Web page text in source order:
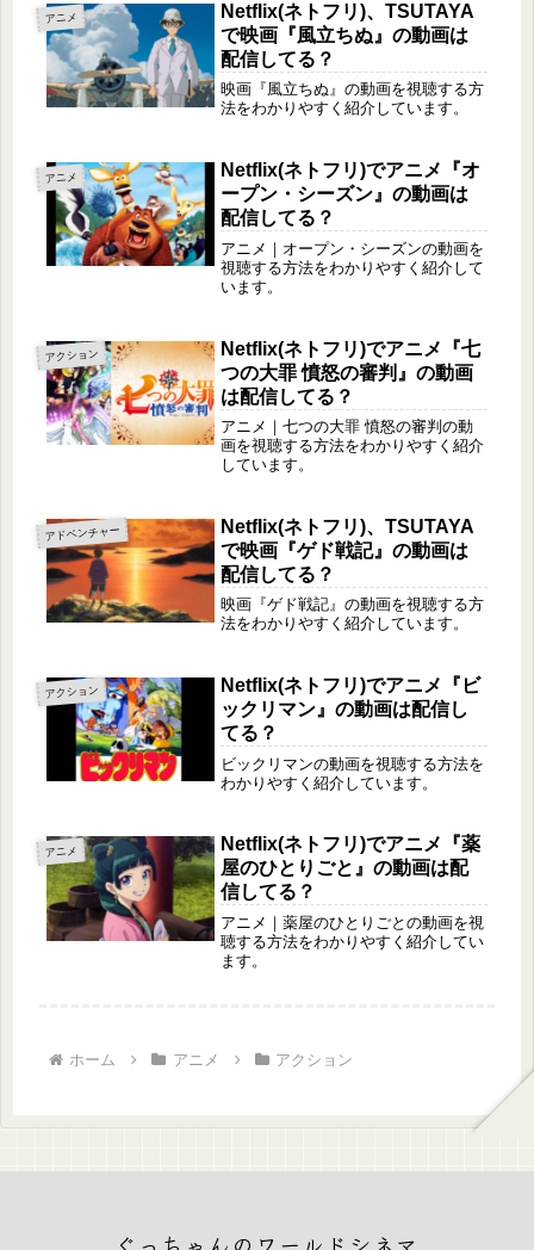
アニメ
Netflix(ネトフリ)、TSUTAYA
で映画『風立ちぬ』の動画は
配信してる？
映画『風立ちぬ』の動画を視聴する方
法をわかりやすく紹介しています。
アニメ
Netflix(ネトフリ)でアニメ『オ
ープン・シーズン』の動画は
配信してる？
アニメ｜オープン・シーズンの動画を
視聴する方法をわかりやすく紹介して
います。
アクション
Netflix(ネトフリ)でアニメ『七
つの大罪 憤怒の審判』の動画
は配信してる？
アニメ｜七つの大罪 憤怒の審判の動
画を視聴する方法をわかりやすく紹介
しています。
アドベンチャー
Netflix(ネトフリ)、TSUTAYA
で映画『ゲド戦記』の動画は
配信してる？
映画『ゲド戦記』の動画を視聴する方
法をわかりやすく紹介しています。
アクション
Netflix(ネトフリ)でアニメ『ビ
ックリマン』の動画は配信し
てる？
ビックリマンの動画を視聴する方法を
わかりやすく紹介しています。
アニメ
Netflix(ネトフリ)でアニメ『薬
屋のひとりごと』の動画は配
信してる？
アニメ｜薬屋のひとりごとの動画を視
聴する方法をわかりやすく紹介してい
ます。
ホーム アニメ アクション